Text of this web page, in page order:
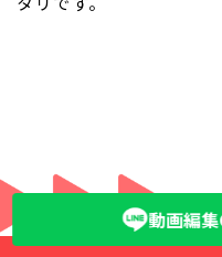
動画編